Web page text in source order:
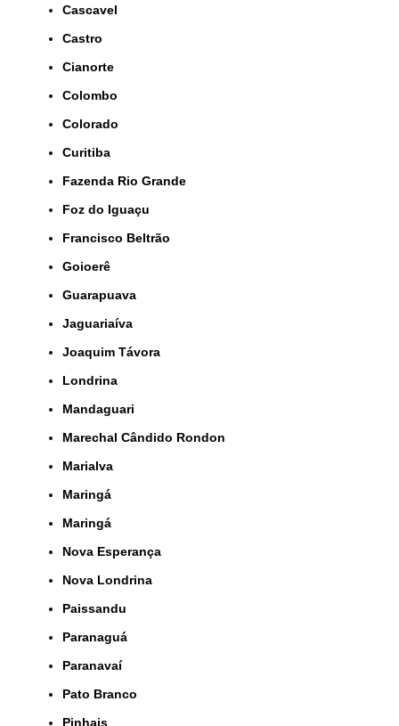
Cascavel
Castro
Cianorte
Colombo
Colorado
Curitiba
Fazenda Rio Grande
Foz do Iguaçu
Francisco Beltrão
Goioerê
Guarapuava
Jaguariaíva
Joaquim Távora
Londrina
Mandaguari
Marechal Cândido Rondon
Marialva
Maringá
Maringá
Nova Esperança
Nova Londrina
Paissandu
Paranaguá
Paranavaí
Pato Branco
Pinhais